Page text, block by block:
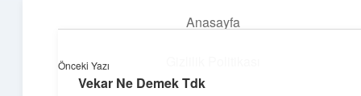
Anasayfa
Önceki Yazı
Vekar Ne Demek Tdk